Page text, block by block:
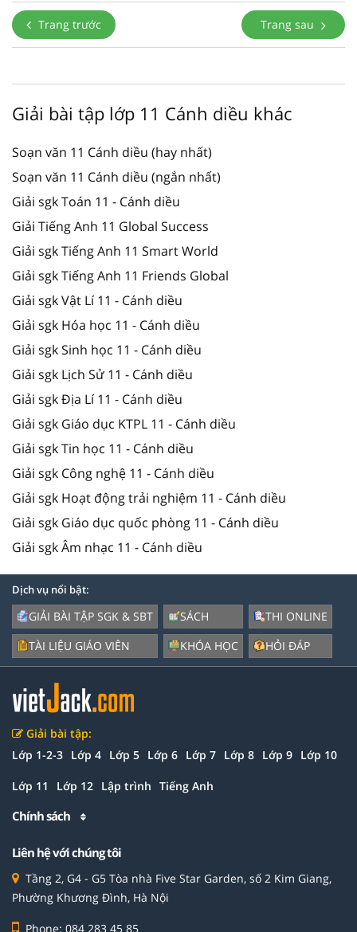
Trang trước Trang sau
Giải bài tập lớp 11 Cánh diều khác
Soạn văn 11 Cánh diều (hay nhất)
Soạn văn 11 Cánh diều (ngắn nhất)
Giải sgk Toán 11 - Cánh diều
Giải Tiếng Anh 11 Global Success
Giải sgk Tiếng Anh 11 Smart World
Giải sgk Tiếng Anh 11 Friends Global
Giải sgk Vật Lí 11 - Cánh diều
Giải sgk Hóa học 11 - Cánh diều
Giải sgk Sinh học 11 - Cánh diều
Giải sgk Lịch Sử 11 - Cánh diều
Giải sgk Địa Lí 11 - Cánh diều
Giải sgk Giáo dục KTPL 11 - Cánh diều
Giải sgk Tin học 11 - Cánh diều
Giải sgk Công nghệ 11 - Cánh diều
Giải sgk Hoạt động trải nghiệm 11 - Cánh diều
Giải sgk Giáo dục quốc phòng 11 - Cánh diều
Giải sgk Âm nhạc 11 - Cánh diều
Dịch vụ nổi bật:
GIẢI BÀI TẬP SGK & SBT
TÀI LIỆU GIÁO VIÊN
SÁCH
KHÓA HỌC
THI ONLINE
HỎI ĐÁP
Giải bài tập:
Lớp 1-2-3 Lớp 4 Lớp 5 Lớp 6 Lớp 7 Lớp 8 Lớp 9 Lớp 10
Lớp 11 Lớp 12 Lập trình Tiếng Anh
Chính sách
Liên hệ với chúng tôi
Tầng 2, G4 - G5 Tòa nhà Five Star Garden, số 2 Kim Giang,
Phường Khương Đình, Hà Nội
Phone: 084 283 45 85